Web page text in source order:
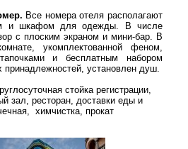
Все номера отеля располагают
и шкафом для одежды. В числе
с плоским экраном и мини-бар. В
укомплектованной феном,
и бесплатным набором
принадлежностей, установлен душ.
стойка регистрации,
зал, ресторан, доставки еды и
ая, химчистка, прокат